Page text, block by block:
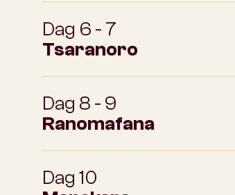
Dag 6 - 7
Tsaranoro
Dag 8 - 9
Ranomafana
Dag 10